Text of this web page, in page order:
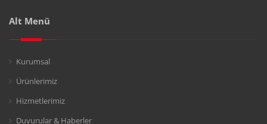
Alt Menü
Kurumsal
Ürünlerimiz
Hizmetlerimiz
Duyurular & Haberler